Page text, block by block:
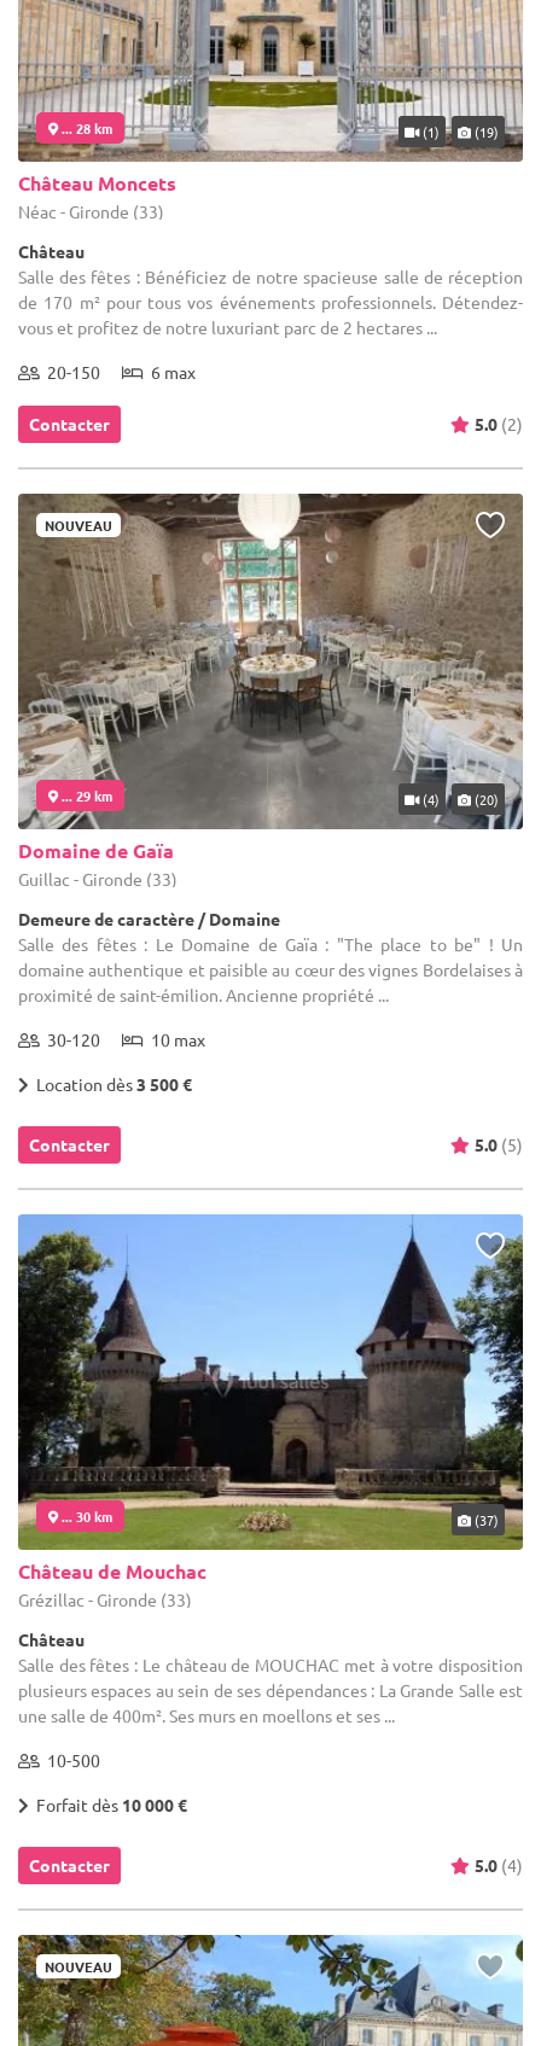
... 28 km (1) (19)
Château Moncets
Néac - Gironde (33)
Château
Salle des fêtes : Bénéficiez de notre spacieuse salle de réception
de 170 m² pour tous vos événements professionnels. Détendez-
vous et profitez de notre luxuriant parc de 2 hectares ...
20-150 6 max
Contacter 5.0 (2)
NOUVEAU
... 29 km (4) (20)
Domaine de Gaïa
Guillac - Gironde (33)
Demeure de caractère / Domaine
Salle des fêtes : Le Domaine de Gaïa : "The place to be" ! Un
domaine authentique et paisible au cœur des vignes Bordelaises à
proximité de saint-émilion. Ancienne propriété ...
30-120 10 max
Location dès3 500 €
Contacter 5.0 (5)
... 30 km (37)
Château de Mouchac
Grézillac - Gironde (33)
Château
Salle des fêtes : Le château de MOUCHAC met à votre disposition
plusieurs espaces au sein de ses dépendances : La Grande Salle est
une salle de 400m². Ses murs en moellons et ses ...
10-500
Forfait dès 10 000 €
Contacter 5.0 (4)
NOUVEAU